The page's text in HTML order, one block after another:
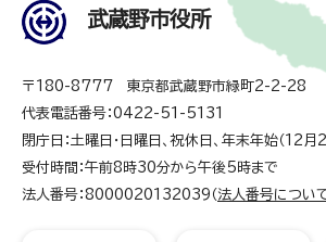
武蔵野市役所
〒180-8777 東京都武蔵野市緑町2-2-28
代表電話番号：0422-51-5131
閉庁日：土曜日・日曜日、祝休日、年末年始（12
受付時間：午前8時30分から午後5時まで
法人番号：8000020132039（ 法人番号について